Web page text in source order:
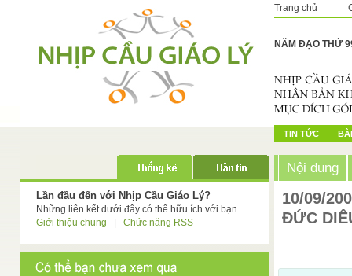
Trang chủ
NĂM ĐẠO THỨ
TIN TỨC
Lần đầu đến với Nhịp Cầu Giáo Lý?
Những liên kết dưới đây có thể hữu ích với bạn.
Giới thiệu chung
Chức năng RSS
Nội dung
10/09/
ĐỨC